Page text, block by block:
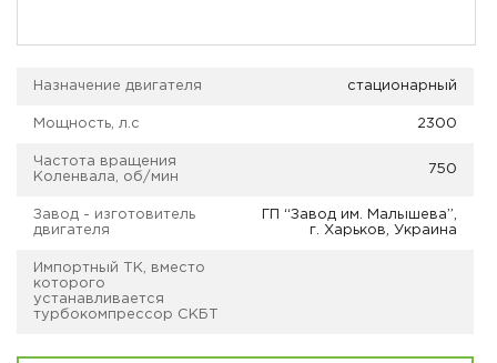
Назначение двигателя стационарный
Мощность, л.с 2300
Частота вращения
Коленвала, об/мин
750
Завод - изготовитель
двигателя
ГП “Завод им. Малышева”,
г. Харьков, Украина
Импортный ТК, вместо
которого
устанавливается
турбокомпрессор СКБТ